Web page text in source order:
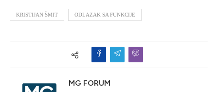
KRISTIJAN ŠMIT ODLAZAK SA FUNKCIJE
MG FORUM